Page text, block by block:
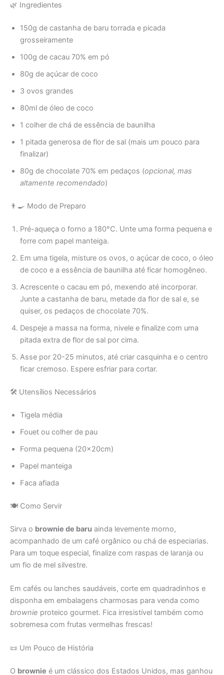
🌿 Ingredientes
150g de castanha de baru torrada e picada
grosseiramente
100g de cacau 70% em pó
80g de açúcar de coco
3 ovos grandes
80ml de óleo de coco
1 colher de chá de essência de baunilha
1 pitada generosa de flor de sal (mais um pouco para
finalizar)
80g de chocolate 70% em pedaços (opcional, mas
altamente recomendado)
👨‍🍳 Modo de Preparo
Pré-aqueça o forno a 180°C. Unte uma forma pequena e
forre com papel manteiga.
Em uma tigela, misture os ovos, o açúcar de coco, o óleo
de coco e a essência de baunilha até ficar homogêneo.
Acrescente o cacau em pó, mexendo até incorporar.
Junte a castanha de baru, metade da flor de sal e, se
quiser, os pedaços de chocolate 70%.
Despeje a massa na forma, nivele e finalize com uma
pitada extra de flor de sal por cima.
Asse por 20-25 minutos, até criar casquinha e o centro
ficar cremoso. Espere esfriar para cortar.
🛠️ Utensílios Necessários
Tigela média
Fouet ou colher de pau
Forma pequena (20x20cm)
Papel manteiga
Faca afiada
🍽️ Como Servir
Sirva o brownie de baru ainda levemente morno,
acompanhado de um café orgânico ou chá de especiarias.
Para um toque especial, finalize com raspas de laranja ou
um fio de mel silvestre.
Em cafés ou lanches saudáveis, corte em quadradinhos e
disponha em embalagens charmosas para venda como
brownie proteico gourmet. Fica irresistível também como
sobremesa com frutas vermelhas frescas!
📜 Um Pouco de História
O brownie é um clássico dos Estados Unidos, mas ganhou